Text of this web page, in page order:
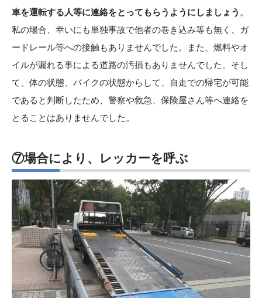
車を運転する人等に連絡をとってもらうようにしましょう 。
私の場合、幸いにも単独事故で他者の巻き込み等も無く、ガ
ードレール等への接触もありませんでした。また、燃料やオ
イルが漏れる事による道路の汚損もありませんでした。そし
て、体の状態、バイクの状態からして、自走での帰宅が可能
であると判断したため、警察や救急、保険屋さん等へ連絡を
とることはありませんでした。
⑦場合により、レッカーを呼ぶ